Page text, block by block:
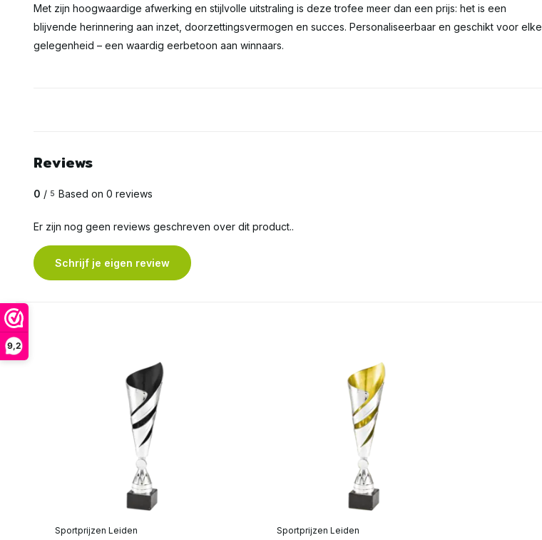
9,2
Met zijn hoogwaardige afwerking en stijlvolle uitstraling is deze trofee meer dan een prijs: het is een
blijvende herinnering aan inzet, doorzettingsvermogen en succes. Personaliseerbaar en geschikt voor elke
gelegenheid – een waardig eerbetoon aan winnaars.
Reviews
0 / 5 Based on 0 reviews
Er zijn nog geen reviews geschreven over dit product..
Schrijf je eigen review
Sportprijzen Leiden Sportprijzen Leiden